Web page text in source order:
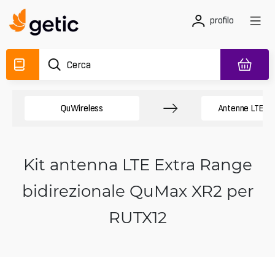
profilo
QuWireless Antenne LTE
Kit antenna LTE Extra Range
bidirezionale QuMax XR2 per
RUTX12